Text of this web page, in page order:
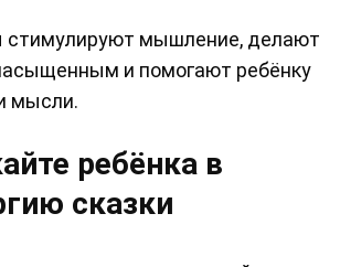
стимулируют мышление, делают
и помогают ребёнку
мысли.
ребёнка в
сказки